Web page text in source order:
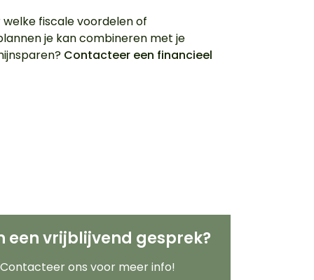
welke fiscale voordelen of
je kan combineren met je
Contacteer een financieel
een vrijblijvend gesprek?
Contacteer ons voor meer info!